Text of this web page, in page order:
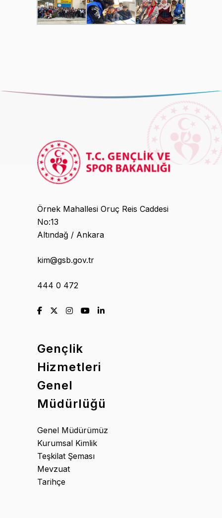
Örnek Mahallesi Oruç Reis Caddesi
No:13
Altındağ / Ankara
kim@gsb.gov.tr
444 0 472
Gençlik
Hizmetleri
Genel
Müdürlüğü
Genel Müdürümüz
Kurumsal Kimlik
Teşkilat Şeması
Mevzuat
Tarihçe